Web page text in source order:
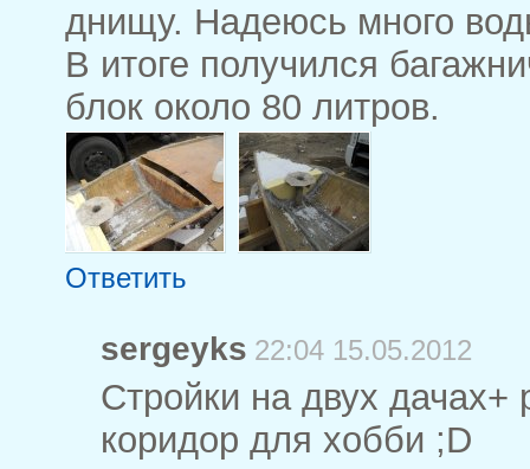
днищу. Надеюсь много
В итоге получился
блок около 80 литров.
Ответить
sergeyks 22:04 15.05.2012
Стройки на двух дачах+
коридор для хобби ;D